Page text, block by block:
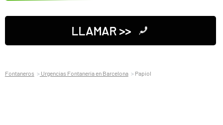
LLAMAR >>
Fontaneros Urgencias Fontaneria en Barcelona Papiol